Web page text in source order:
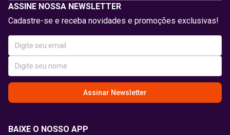
ASSINE NOSSA NEWSLETTER
Cadastre-se e receba novidades e promoções exclusivas!
Assinar Newsletter
BAIXE O NOSSO APP